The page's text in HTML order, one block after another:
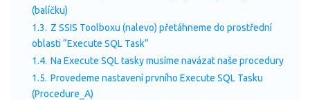
(balíčku)
1.3. Z SSIS Toolboxu (nalevo) přetáhneme do prostřední
oblasti “Execute SQL Task”
1.4. Na Execute SQL tasky musíme navázat naše procedury
1.5. Provedeme nastavení prvního Execute SQL Tasku
(Procedure_A)